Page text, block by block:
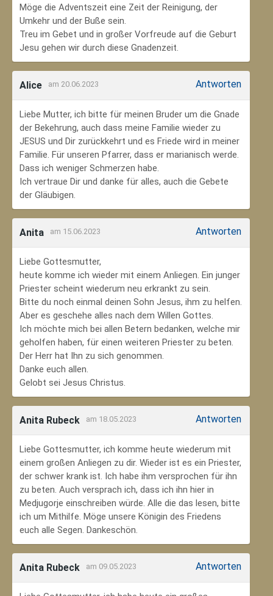
Möge die Adventszeit eine Zeit der Reinigung, der
Umkehr und der Buße sein.
Treu im Gebet und in großer Vorfreude auf die Geburt
Jesu gehen wir durch diese Gnadenzeit.
Alice am 20.06.2023 Antworten
Liebe Mutter, ich bitte für meinen Bruder um die Gnade
der Bekehrung, auch dass meine Familie wieder zu
JESUS und Dir zurückkehrt und es Friede wird in meiner
Familie. Für unseren Pfarrer, dass er marianisch werde.
Dass ich weniger Schmerzen habe.
Ich vertraue Dir und danke für alles, auch die Gebete
der Gläubigen.
Anita am 15.06.2023 Antworten
Liebe Gottesmutter,
heute komme ich wieder mit einem Anliegen. Ein junger
Priester scheint wiederum neu erkrankt zu sein.
Bitte du noch einmal deinen Sohn Jesus, ihm zu helfen.
Aber es geschehe alles nach dem Willen Gottes.
Ich möchte mich bei allen Betern bedanken, welche mir
geholfen haben, für einen weiteren Priester zu beten.
Der Herr hat Ihn zu sich genommen.
Danke euch allen.
Gelobt sei Jesus Christus.
Anita Rubeck am 18.05.2023 Antworten
Liebe Gottesmutter, ich komme heute wiederum mit
einem großen Anliegen zu dir. Wieder ist es ein Priester,
der schwer krank ist. Ich habe ihm versprochen für ihn
zu beten. Auch versprach ich, dass ich ihn hier in
Medjugorje einschreiben würde. Alle die das lesen, bitte
ich um Mithilfe. Möge unsere Königin des Friedens
euch alle Segen. Dankeschön.
Anita Rubeck am 09.05.2023 Antworten